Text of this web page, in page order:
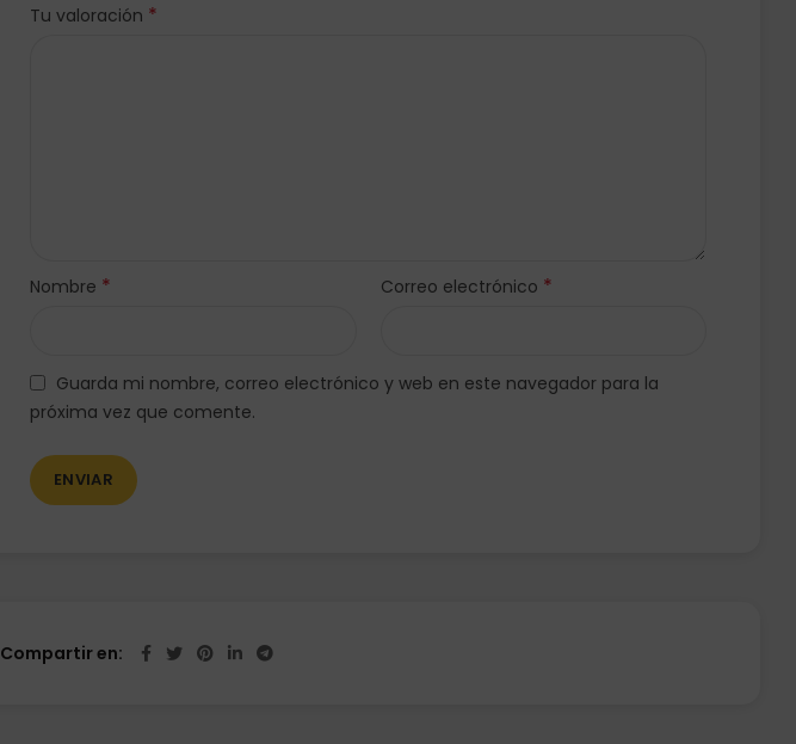
Tu valoración *
Nombre * Correo electrónico *
Guarda mi nombre, correo electrónico y web en este navegador para la
próxima vez que comente.
Compartir en